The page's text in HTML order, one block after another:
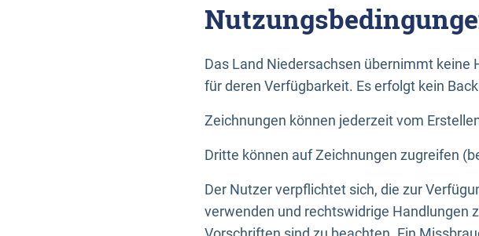
Das Land Niedersachsen übernimmt
für deren Verfügbarkeit. Es erfolgt kein
Zeichnungen können jederzeit vom
Dritte können auf Zeichnungen zugreifen
Der Nutzer verpflichtet sich, die zur
verwenden und rechtswidrige Handlungen